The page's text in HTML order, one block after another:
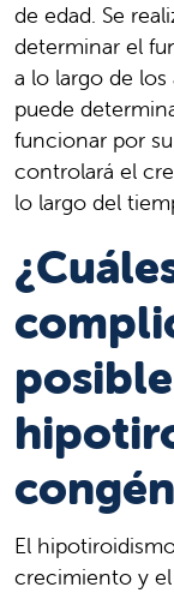
de edad. Se
determinar el
a lo largo de los
puede
funcionar por
controlará el
lo largo del
El
crecimiento y